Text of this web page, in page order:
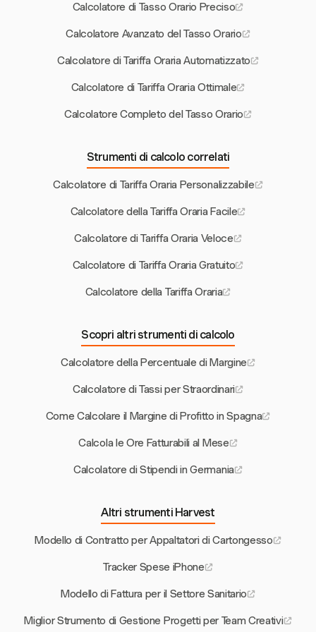
Calcolatore di Tasso Orario Preciso
Calcolatore Avanzato del Tasso Orario
Calcolatore di Tariffa Oraria Automatizzato
Calcolatore di Tariffa Oraria Ottimale
Calcolatore Completo del Tasso Orario
Strumenti di calcolo correlati
Calcolatore di Tariffa Oraria Personalizzabile
Calcolatore della Tariffa Oraria Facile
Calcolatore di Tariffa Oraria Veloce
Calcolatore di Tariffa Oraria Gratuito
Calcolatore della Tariffa Oraria
Scopri altri strumenti di calcolo
Calcolatore della Percentuale di Margine
Calcolatore di Tassi per Straordinari
Come Calcolare il Margine di Profitto in Spagna
Calcola le Ore Fatturabili al Mese
Calcolatore di Stipendi in Germania
Altri strumenti Harvest
Modello di Contratto per Appaltatori di Cartongesso
Tracker Spese iPhone
Modello di Fattura per il Settore Sanitario
Miglior Strumento di Gestione Progetti per Team Creativi